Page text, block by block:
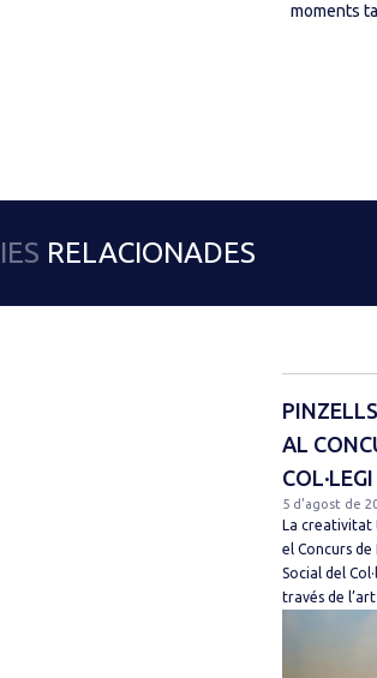
moments
RELACIONADES
AL
COL·LEGI
5 d'agost de
La creativitat
el Concurs de
Social del
través de